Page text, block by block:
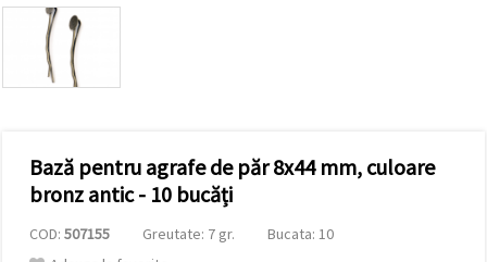
conținut și
reclame
relevante,
inclusiv cu
ajutorul
marketing.
Puteți fi de
acord să
toate
cookie -
Bază pentru agrafe de păr 8x44 mm, culoare
bronz antic - 10 bucăți
COD: 507155 Greutate: 7 gr.
Bucata: 10